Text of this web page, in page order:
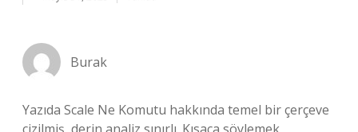
Burak
Yazıda Scale Ne Komutu hakkında temel bir çerçeve